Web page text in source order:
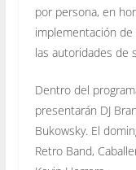
por persona, en
implementación
las autoridades de
Dentro del
presentarán DJ
Bukowsky. El
Retro Band,